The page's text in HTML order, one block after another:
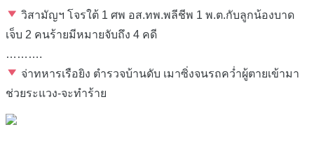
วิสามัญฯ โจรใต้ 1 ศพ อส.ทพ.พลีชีพ 1 พ.ต.กับลูกน้องบาด
เจ็บ 2 คนร้ายมีหมายจับถึง 4 คดี
……….
จ่าทหารเรือยิง ตำรวจบ้านดับ เมาซิ่งจนรถควํ่าผู้ตายเข้ามา
ช่วยระแวง-จะทําร้าย